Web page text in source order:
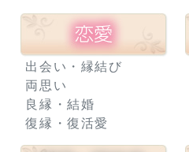
出会い・縁結び
両思い
良縁・結婚
復縁・復活愛